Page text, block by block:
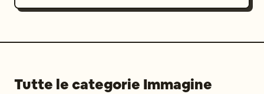
Tutte le categorie Immagine